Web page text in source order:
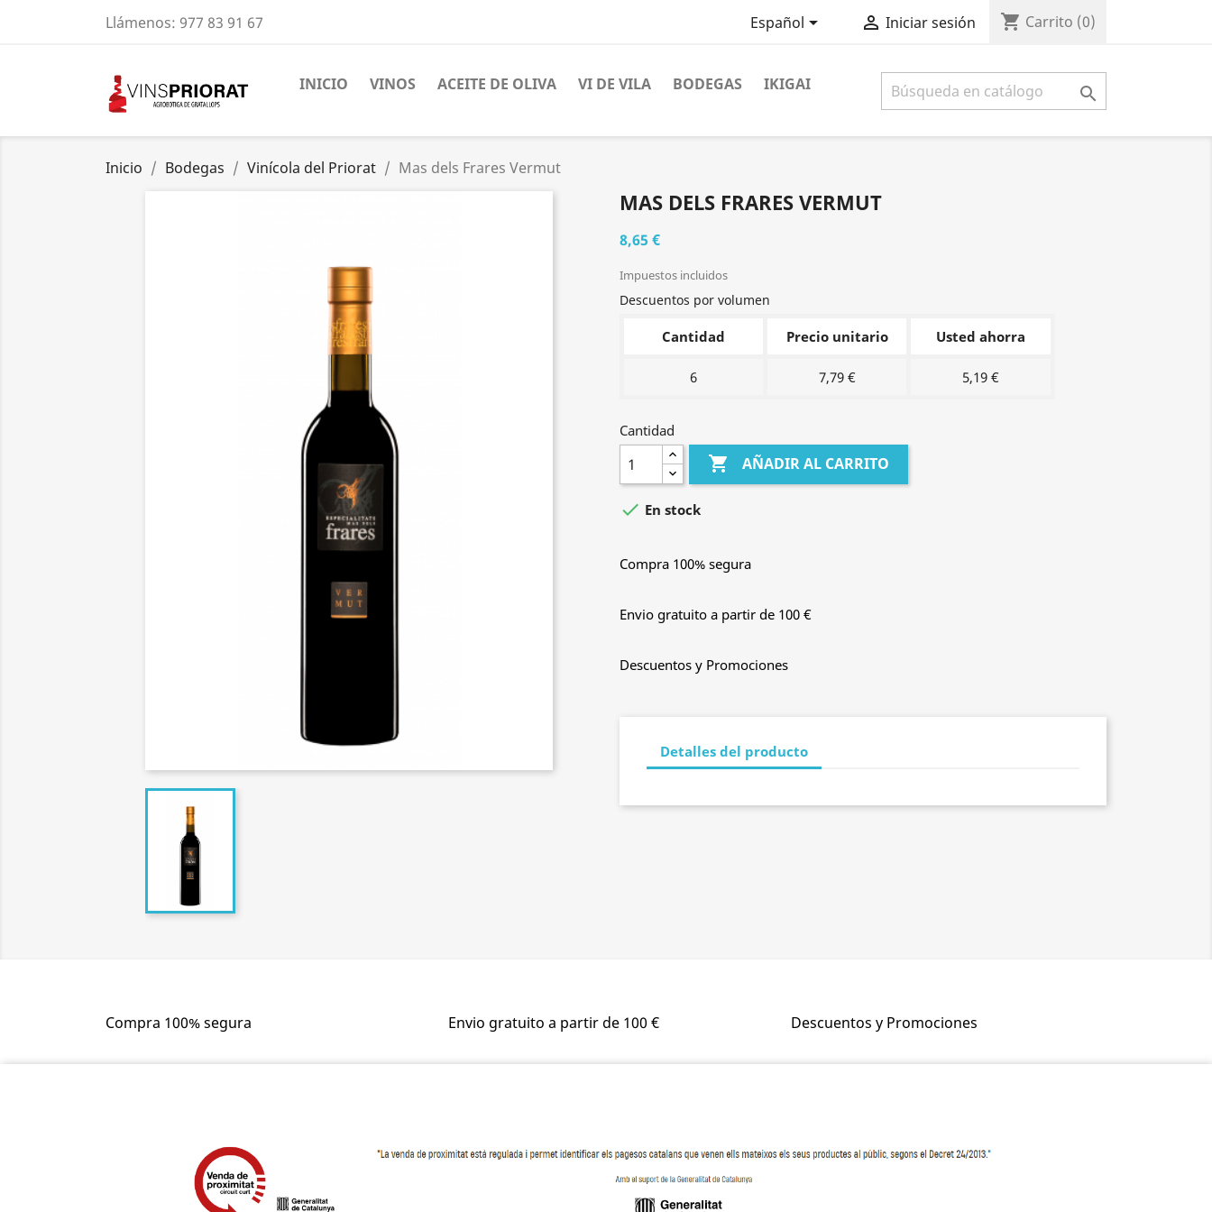
Llámenos: 977 83 91 67 Español  Iniciar sesión shopping_cart Carrito (0)

INICIO VINOS ACEITE DE OLIVA VI DE VILA BODEGAS IKIGAI
Inicio Bodegas Vinícola del Priorat Mas dels Frares Vermut
MAS DELS FRARES VERMUT
8,65 €
Impuestos incluidos
Descuentos por volumen
Cantidad Precio unitario Usted ahorra
6 7,79 € 5,19 €
Cantidad
 AÑADIR AL CARRITO
 En stock
Compra 100% segura
Envio gratuito a partir de 100 €
Descuentos y Promociones
Detalles del producto
Compra 100% segura Envio gratuito a partir de 100 € Descuentos y Promociones